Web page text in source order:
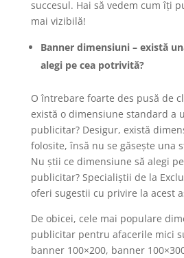
succesul. Hai să vedem cum îți
mai vizibilă!
Banner dimensiuni – există
alegi pe cea potrivită?
O întrebare foarte des pusă de
există o dimensiune standard a
publicitar? Desigur, există
folosite, însă nu se găsește una
Nu știi ce dimensiune să alegi
publicitar? Specialiștii de la
oferi sugestii cu privire la acest
De obicei, cele mai populare
publicitar pentru afacerile mici
banner 100×200, banner